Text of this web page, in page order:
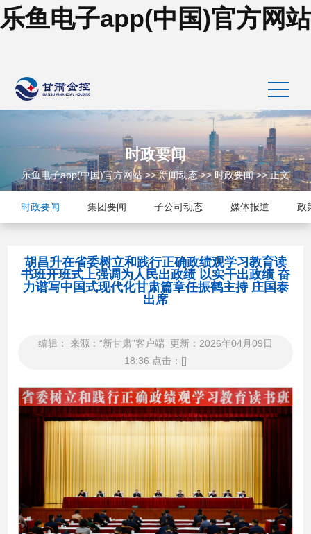
乐鱼电子app(中国)官方网站
时政要闻
乐鱼电子app(中国)官方网站>>新闻动态>>时政要闻>> 正文
时政要闻 集团要闻 子公司动态 媒体报道 政
胡昌升在省委树立和践行正确政绩观学习教育读
书班开班式上强调为人民出政绩 以实干出政绩 奋
力谱写中国式现代化甘肃篇章任振鹤主持 庄国泰
出席
编辑： 来源：“新甘肃”客户端 更新：2026年04月09日
18:36 点击：[]